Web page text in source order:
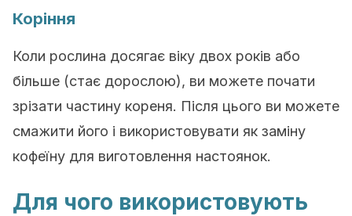
Коріння
Коли рослина досягає віку двох років або
більше (стає дорослою), ви можете почати
зрізати частину кореня. Після цього ви можете
смажити його і використовувати як заміну
кофеїну для виготовлення настоянок.
Для чого використовують